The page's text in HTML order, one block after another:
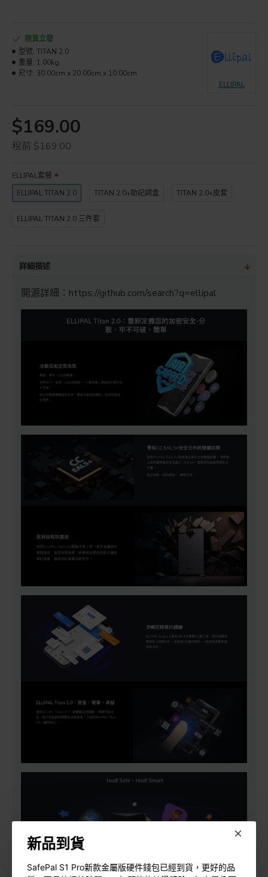
新品到貨
SafePal S1 Pro新款金屬版硬件錢包已經到貨，更好的品
$169.00
稅前 $169.00
現貨立發
型號: TITAN 2.0
重量: 1.00kg
尺寸: 30.00cm x 20.00cm x 10.00cm
ELLIPAL
ELLIPAL套餐
ELLIPAL TITAN 2.0
TITAN 2.0+助記詞盒 TITAN 2.0+皮套
ELLIPAL TITAN 2.0 三件套
詳細描述
開源詳細：https://github.com/search?q=ellipal